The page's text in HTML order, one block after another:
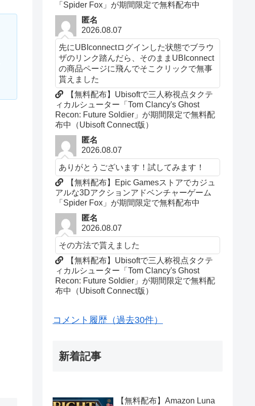
「Spider Fox」が期間限定で無料配布中
匿名
2026.08.07
先にUBIconnectログインした状態でブラウ
ザのリンク踏んだら、そのままUBIconnect
の商品ページに飛んでそこクリックで無事
貰えました
【無料配布】Ubisoftで三人称視点タクテ
ィカルシューター「Tom Clancy's Ghost
Recon: Future Soldier」が期間限定で無料配
布中（Ubisoft Connect版）
匿名
2026.08.07
ありがとうございます！試してみます！
【無料配布】Epic Gamesストアでカジュ
アルな3Dアクションアドベンチャーゲーム
「Spider Fox」が期間限定で無料配布中
匿名
2026.08.07
その方法で貰えました
【無料配布】Ubisoftで三人称視点タクテ
ィカルシューター「Tom Clancy's Ghost
Recon: Future Soldier」が期間限定で無料配
布中（Ubisoft Connect版）
コメント履歴（過去30件）
新着記事
【無料配布】Amazon Luna